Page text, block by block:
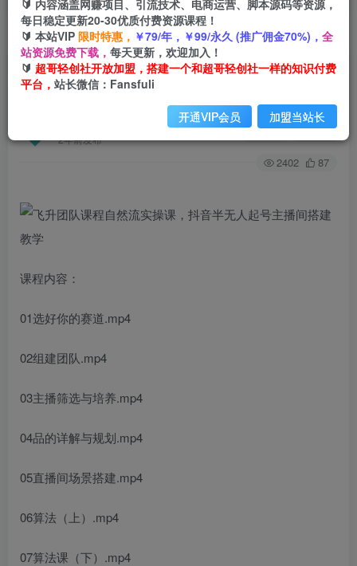
首页 创业课程 会员免费 正文
飞升团队课程自然流实操课，抖音半无人起号主播
间搭建教学
2年前发布
关注 私信
2402 87
课程内容：
01选好你的赛道.mp4
02组建团队.mp4
03主播筛选与培养.mp4
04品的详解与规划.mp4
05直播间场景搭建.mp4
06算法（上）.mp4
07算法课（下）.mp4
🔰 内容涵盖网赚项目、引流技术、电商运营、脚本源码等资源，
每日稳定更新20-30优质付费资源课程！
🔰 本站VIP 限时特惠， ￥79/年，￥99/永久 (推广佣金70%)， 全
站资源免费下载， 每天更新，欢迎加入！
🔰 超哥轻创社开放加盟，搭建一个和超哥轻创社一样的知识付费
平台， 站长微信：Fansfuli
开通VIP会员 加盟当站长